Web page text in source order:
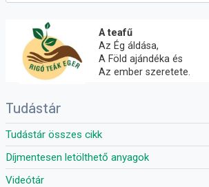
A teafű
Az Ég áldása,
A Föld ajándéka és
Az ember szeretete.
Tudástár
Tudástár összes cikk
Díjmentesen letölthető anyagok
Videótár